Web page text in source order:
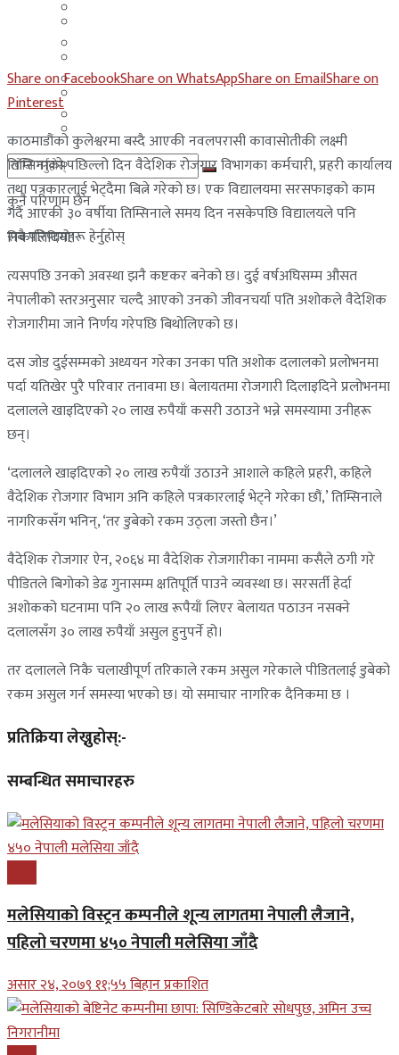
लेबनान
कुनै परिणाम छैन
सबै परिणामहरू हेर्नुहोस्
लेबनान
साउदी अरब
Share on FacebookShare on WhatsAppShare on EmailShare on
Pinterest
काठमाडौंको कुलेश्वरमा बस्दै आएकी नवलपरासी कावासोतीकी लक्ष्मी
तिम्सिनाको पछिल्लो दिन वैदेशिक रोजगार विभागका कर्मचारी, प्रहरी कार्यालय
तथा पत्रकारलाई भेट्दैमा बित्ने गरेको छ। एक विद्यालयमा सरसफाइको काम
गर्दै आएकी ३० वर्षीया तिम्सिनाले समय दिन नसकेपछि विद्यालयले पनि
निकालिदियो।
त्यसपछि उनको अवस्था झनै कष्टकर बनेको छ। दुई वर्षअघिसम्म औसत
नेपालीको स्तरअनुसार चल्दै आएको उनको जीवनचर्या पति अशोकले वैदेशिक
रोजगारीमा जाने निर्णय गरेपछि बिथोलिएको छ।
दस जोड दुईसम्मको अध्ययन गरेका उनका पति अशोक दलालको प्रलोभनमा
पर्दा यतिखेर पुरै परिवार तनावमा छ। बेलायतमा रोजगारी दिलाइदिने प्रलोभनमा
दलालले खाइदिएको २० लाख रुपैयाँ कसरी उठाउने भन्ने समस्यामा उनीहरू
छन्।
‘दलालले खाइदिएको २० लाख रुपैयाँ उठाउने आशाले कहिले प्रहरी, कहिले
वैदेशिक रोजगार विभाग अनि कहिले पत्रकारलाई भेट्ने गरेका छौं,’ तिम्सिनाले
नागरिकसँग भनिन्, ‘तर डुबेको रकम उठ्ला जस्तो छैन।’
वैदेशिक रोजगार ऐन, २०६४ मा वैदेशिक रोजगारीका नाममा कसैले ठगी गरे
पीडितले बिगोको डेढ गुनासम्म क्षतिपूर्ति पाउने व्यवस्था छ। सरसर्ती हेर्दा
अशोकको घटनामा पनि २० लाख रूपैयाँ लिएर बेलायत पठाउन नसक्ने
दलालसँग ३० लाख रुपैयाँ असुल हुनुपर्ने हो।
तर दलालले निकै चलाखीपूर्ण तरिकाले रकम असुल गरेकाले पीडितलाई डुबेको
रकम असुल गर्न समस्या भएको छ। यो समाचार नागरिक दैनिकमा छ ।
प्रतिक्रिया लेख्नुहोस्:-
सम्बन्धित समाचारहरु
मलेसियाको विस्ट्रन कम्पनीले शून्य लागतमा नेपाली लैजाने,
पहिलो चरणमा ४५० नेपाली मलेसिया जाँदै
असार २४, २०७९ ११;५५ बिहान प्रकाशित